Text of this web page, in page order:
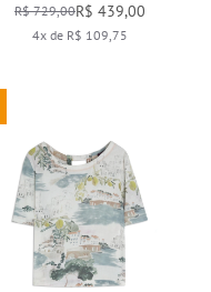
R$ 729,00R$ 439,00
4x de R$ 109,75